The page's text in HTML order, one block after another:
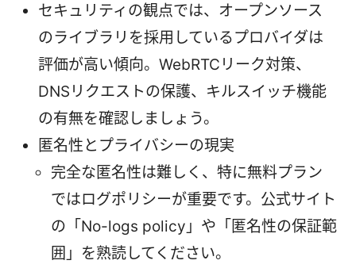
セキュリティの観点では、オープンソース
のライブラリを採用しているプロバイダは
評価が高い傾向。WebRTCリーク対策、
DNSリクエストの保護、キルスイッチ機能
の有無を確認しましょう。
匿名性とプライバシーの現実
完全な匿名性は難しく、特に無料プラン
ではログポリシーが重要です。公式サイト
の「No-logs policy」や「匿名性の保証範
囲」を熟読してください。